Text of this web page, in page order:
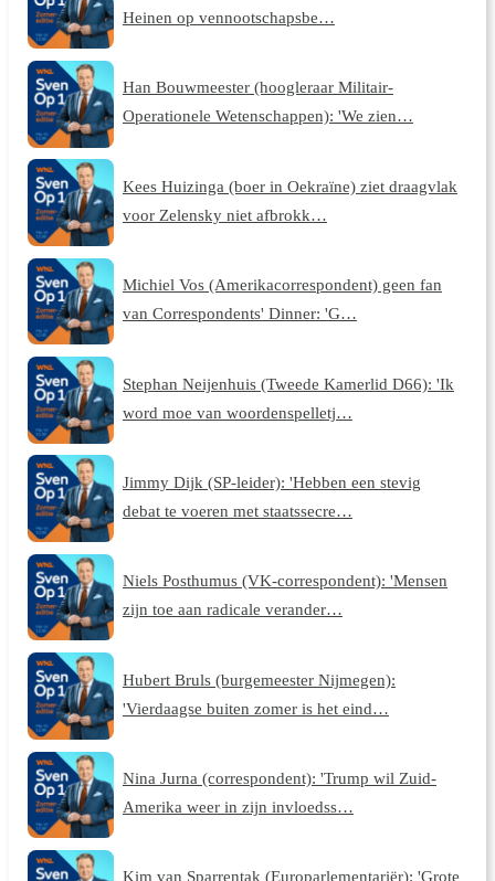
Heinen op vennootschapsbe…
Han Bouwmeester (hoogleraar Militair-
Operationele Wetenschappen): 'We zien…
Kees Huizinga (boer in Oekraïne) ziet draagvlak
voor Zelensky niet afbrokk…
Michiel Vos (Amerikacorrespondent) geen fan
van Correspondents' Dinner: 'G…
Stephan Neijenhuis (Tweede Kamerlid D66): 'Ik
word moe van woordenspelletj…
Jimmy Dijk (SP-leider): 'Hebben een stevig
debat te voeren met staatssecre…
Niels Posthumus (VK-correspondent): 'Mensen
zijn toe aan radicale verander…
Hubert Bruls (burgemeester Nijmegen):
'Vierdaagse buiten zomer is het eind…
Nina Jurna (correspondent): 'Trump wil Zuid-
Amerika weer in zijn invloedss…
Kim van Sparrentak (Europarlementariër): 'Grote